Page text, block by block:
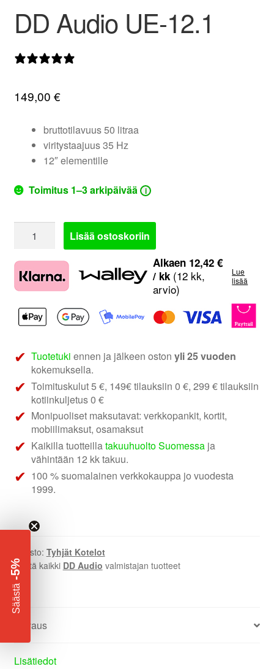
DD Audio UE-12.1
149,00 €
bruttotilavuus 50 litraa
viritystaajuus 35 Hz
12″ elementille
Toimitus 1–3 arkipäivää i
Audio
UE-
12.1
määrä
Lisää ostoskoriin
Alkaen 12,42 €
/ kk(12 kk,
arvio)
Lue
lisää
Tuotetuki ennen ja jälkeen ostonyli 25 vuoden
kokemuksella.
Toimituskulut 5 €, 149€ tilauksiin 0 €, 299 € tilauksiin
kotiinkuljetus 0 €
Monipuoliset maksutavat: verkkopankit, kortit,
mobiilimaksut, osamaksut
Kaikilla tuotteillatakuuhuolto Suomessa ja
vähintään 12 kk takuu.
100 % suomalainen verkkokauppa jo vuodesta
1999.
Osasto: Tyhjät Kotelot
Näytä kaikki DD Audio valmistajan tuotteet
Kuvaus
Lisätiedot
Säästä
-5%